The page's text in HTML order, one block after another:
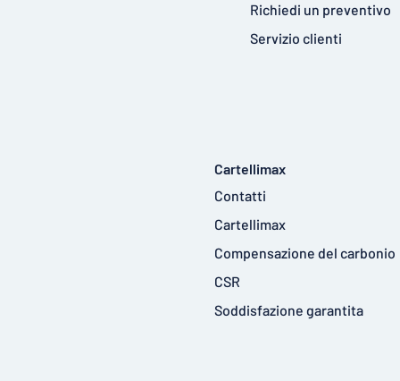
Richiedi un preventivo
Servizio clienti
Cartellimax
Contatti
Cartellimax
Compensazione del carbonio
CSR
Soddisfazione garantita